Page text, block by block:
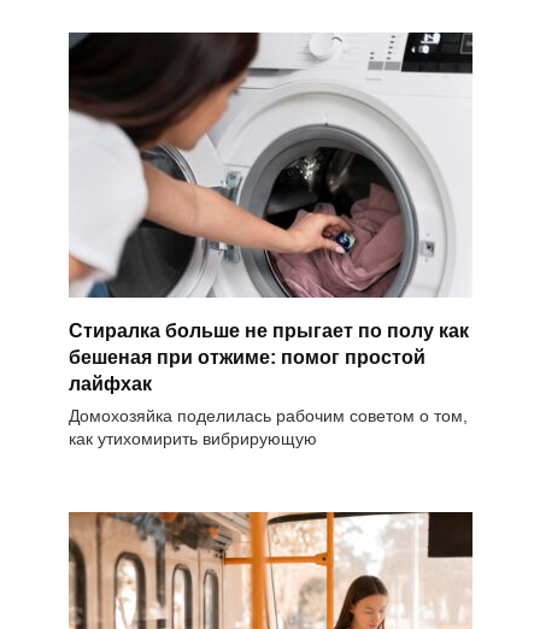
Стиралка больше не прыгает по полу как
бешеная при отжиме: помог простой
лайфхак
Домохозяйка поделилась рабочим советом о том,
как утихомирить вибрирующую